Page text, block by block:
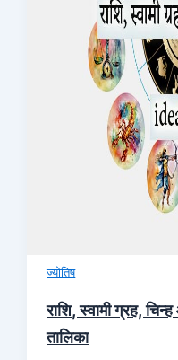
ज्योतिष
राशि, स्वामी ग्रह,
तालिका